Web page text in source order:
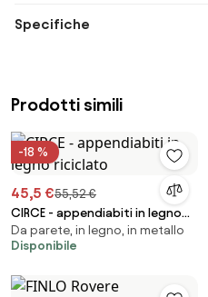
Specifiche
Prodotti simili
-18 %
45,5 €55,52 €
CIRCE - appendiabiti in legno
riciclato
Da parete, in legno, in metallo
Disponibile